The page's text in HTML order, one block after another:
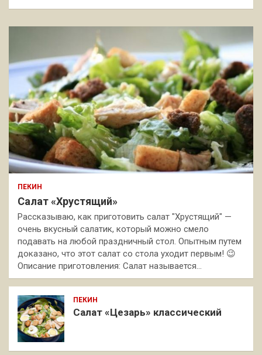
ПЕКИН
Салат «Хрустящий»
Рассказываю, как приготовить салат "Хрустящий" —
очень вкусный салатик, который можно смело
подавать на любой праздничный стол. Опытным путем
доказано, что этот салат со стола уходит первым! 😉
Описание приготовления: Салат называется…
ПЕКИН
Салат «Цезарь» классический